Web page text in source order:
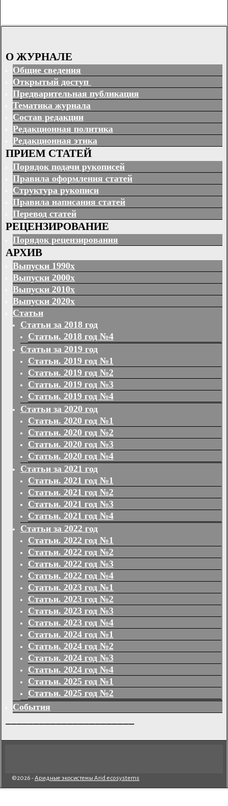
О ЖУРНАЛЕ
Общие сведения
Открытый доступ
Предварительная публикация
Тематика журнала
Состав редакции
Редакционная политика
Редакционная этика
ПРИЕМ СТАТЕЙ
Порядок подачи рукописей
Правила оформления статей
Структура рукописи
Правила написания статей
Перевод статей
РЕЦЕНЗИРОВАНИЕ
Порядок рецензирования
АРХИВ
Выпуски 1990х
Выпуски 2000х
Выпуски 2010х
Выпуски 2020х
Статьи
Статьи за 2018 год
Статьи. 2018 год №4
Статьи за 2019 год
Статьи. 2019 год №1
Статьи. 2019 год №2
Статьи. 2019 год №3
Статьи. 2019 год №4
Статьи за 2020 год
Статьи. 2020 год №1
Статьи. 2020 год №2
Статьи. 2020 год №3
Статьи. 2020 год №4
Статьи за 2021 год
Статьи. 2021 год №1
Статьи. 2021 год №2
Статьи. 2021 год №3
Статьи. 2021 год №4
Статьи за 2022 год
Статьи. 2022 год №1
Статьи. 2022 год №2
Статьи. 2022 год №3
Статьи. 2022 год №4
Статьи. 2023 год №1
Статьи. 2023 год №2
Статьи. 2023 год №3
Статьи. 2023 год №4
Статьи. 2024 год №1
Статьи. 2024 год №2
Статьи. 2024 год №3
Статьи. 2024 год №4
Статьи. 2025 год №1
Статьи. 2025 год №2
События
©2026 -Аридные экосистемы Arid ecosystems